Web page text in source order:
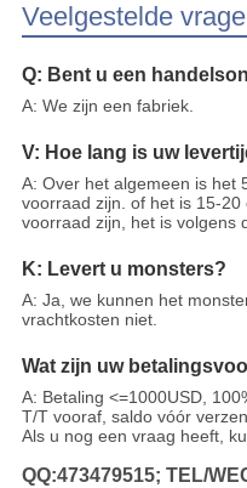
Veelgestelde
Q: Bent u een
A: We zijn een fabriek.
V: Hoe lang is uw
A: Over het algemeen is het
voorraad zijn. of het is 15-
voorraad zijn, het is volgens
K: Levert u monsters?
A: Ja, we kunnen het
vrachtkosten niet.
Wat zijn uw
A: Betaling <=1000USD,
T/T vooraf, saldo vóór
Als u nog een vraag heeft,
QQ:473479515; TEL/